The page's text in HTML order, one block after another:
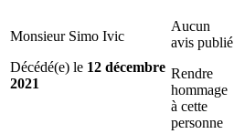
Monsieur Simo Ivic
Décédé(e) le 12 décembre
2021
Aucun
avis publié
Rendre
hommage
à cette
personne